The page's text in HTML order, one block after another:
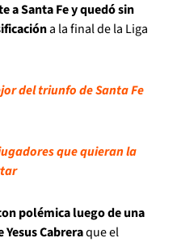
a Santa Fe y quedó sin
a la final de la Liga
del triunfo de Santa Fe
que quieran la
polémica luego de una
Cabreraque el